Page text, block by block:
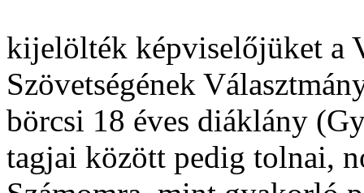
kijelölték képviselőjüket a
Szövetségének
börcsi 18 éves diáklány
tagjai között pedig tolnai,